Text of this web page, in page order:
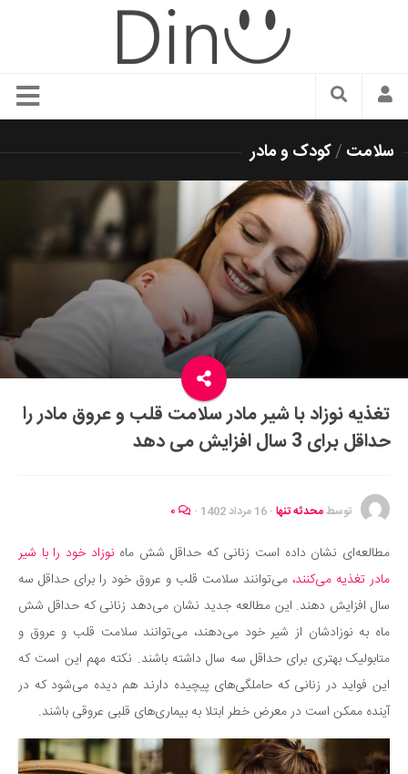
سبک زندگی
زیبایی و آرایش
شیک پوشی
دکوراسیون و چیدمان
رستوران گردی
آشپزی
سفر و گردشگری
ایران گردی
جهان گردی
موفقیت و مهارت‌های فردی
تغذیه سالم
بهداشت
بیماری و درمان
کودک و مادر
ورزش و تندرستی
روانشناسی
مراکز پزشکی و دارویی
سلامت /کودک و مادر
تغذیه نوزاد با شیر مادر سلامت قلب و عروق مادر را
حداقل برای 3 سال افزایش می دهد
توسطمحدثه تنها · 16 مرداد 1402 ·
مطالعه‌ای نشان داده است زنانی که حداقل شش ماه نوزاد خود را با شیر
مادر تغذیه می‌کنند، می‌توانند سلامت قلب و عروق خود را برای حداقل سه
سال افزایش دهند. این مطالعه جدید نشان می‌دهد زنانی که حداقل شش
ماه به نوزادشان از شیر خود می‌دهند، می‌توانند سلامت قلب و عروق و
متابولیک بهتری برای حداقل سه سال داشته باشند. نکته مهم این است که
این فواید در زنانی که حاملگی‌های پیچیده دارند هم دیده می‌شود که در
آینده ممکن است در معرض خطر ابتلا به بیماری‌های قلبی عروقی باشند.